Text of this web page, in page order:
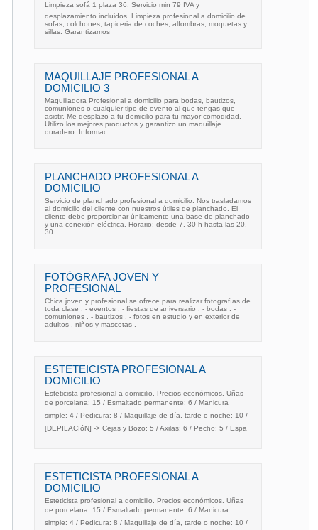
Limpieza sofá 1 plaza 36. Servicio min 79 IVA y
desplazamiento incluidos. Limpieza profesional a domicilio de
sofas, colchones, tapiceria de coches, alfombras, moquetas y
sillas. Garantizamos
MAQUILLAJE PROFESIONAL A
DOMICILIO 3
Maquilladora Profesional a domicilio para bodas, bautizos,
comuniones o cualquier tipo de evento al que tengas que
asistir. Me desplazo a tu domicilio para tu mayor comodidad.
Utilizo los mejores productos y garantizo un maquillaje
duradero. Informac
PLANCHADO PROFESIONAL A
DOMICILIO
Servicio de planchado profesional a domicilio. Nos trasladamos
al domicilio del cliente con nuestros útiles de planchado. El
cliente debe proporcionar únicamente una base de planchado
y una conexión eléctrica. Horario: desde 7. 30 h hasta las 20.
30
FOTÓGRAFA JOVEN Y
PROFESIONAL
Chica joven y profesional se ofrece para realizar fotografías de
toda clase : - eventos . - fiestas de aniversario . - bodas . -
comuniones . - bautizos . - fotos en estudio y en exterior de
adultos , niños y mascotas .
ESTETEICISTA PROFESIONAL A
DOMICILIO
Esteticista profesional a domicilio. Precios económicos. Uñas
de porcelana: 15 / Esmaltado permanente: 6 / Manicura
simple: 4 / Pedicura: 8 / Maquillaje de día, tarde o noche: 10 /
[DEPILACIóN] -> Cejas y Bozo: 5 / Axilas: 6 / Pecho: 5 / Espa
ESTETICISTA PROFESIONAL A
DOMICILIO
Esteticista profesional a domicilio. Precios económicos. Uñas
de porcelana: 15 / Esmaltado permanente: 6 / Manicura
simple: 4 / Pedicura: 8 / Maquillaje de día, tarde o noche: 10 /